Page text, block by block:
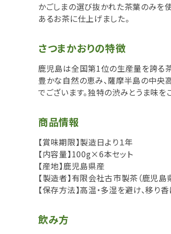
かごしまの選び抜かれた茶葉のみを
あるお茶に仕上げました。
さつまかおりの特徴
鹿児島は全国第1位の生産量を誇る
豊かな自然の恵み、薩摩半島の中央
でございます。独特の渋みとうま味を
商品情報
【賞味期限】製造日より１年
【内容量】100g×6本セット
【産地】鹿児島県産
【製造者】有限会社古市製茶（鹿児
【保存方法】高温・多湿を避け、移り
飲み方